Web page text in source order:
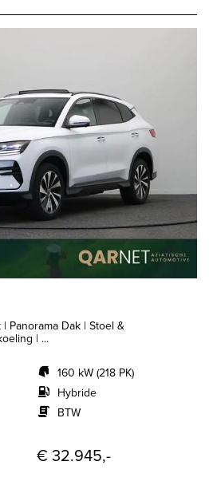
Panorama Dak | Stoel &
| ...
160 kW (218 PK)
Hybride
BTW
€ 32.945,-